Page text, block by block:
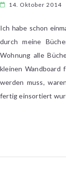
14. Oktober 2014
Ich habe schon
durch meine
Wohnung alle
kleinen Wandboard
werden muss,
fertig einsortiert